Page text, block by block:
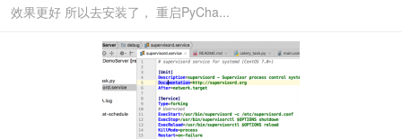
效果更好 所以去安装了， 重启PyCha...